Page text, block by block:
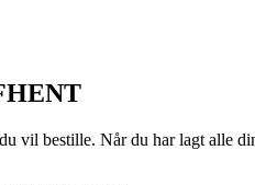
vil bestille. Når du har lagt alle